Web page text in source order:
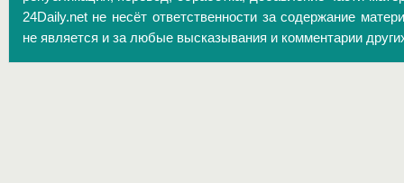
24Daily.net не несёт ответственности за содержание
не является и за любые высказывания и комментарии